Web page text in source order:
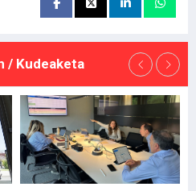
/ Kudeaketa